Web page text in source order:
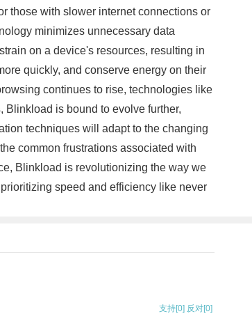
those with slower internet connections or
minimizes unnecessary data
on a device's resources, resulting in
quickly, and conserve energy on their
continues to rise, technologies like
is bound to evolve further,
techniques will adapt to the changing
common frustrations associated with
Blinkload is revolutionizing the way we
speed and efficiency like never
支持[0] 反对[0]